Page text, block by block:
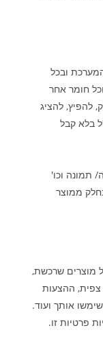
המערכת ובכל
חומר אחר
להפיץ, להציג
בלא קבל
תמונה וכו'
ממוצר
מוצרים שרכשת,
ההצעות
אותך ועוד.
פרטיות זו.